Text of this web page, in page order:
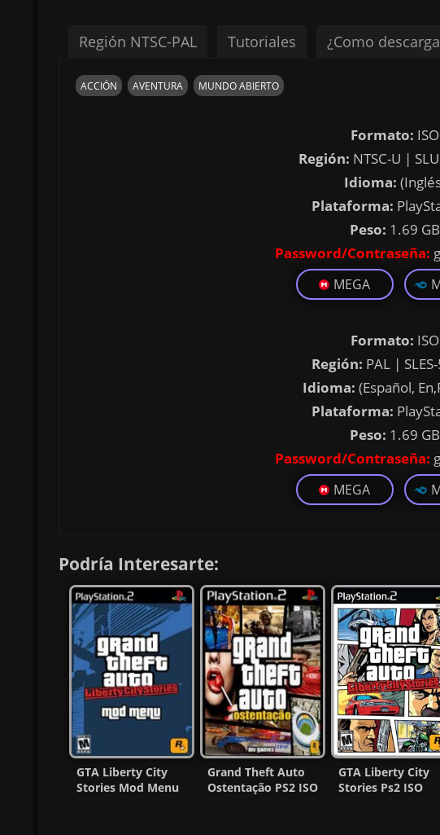
Región NTSC-PAL Tutoriales ¿Como
ACCIÓN AVENTURA MUNDO ABIERTO
Formato: ISO
Región: NTSC-U |
Idioma:
Plataforma:
Peso: 1.69 GB
Password/Contraseña:
MEGA
Formato: ISO
Región: PAL |
Idioma: (Español,
Plataforma:
Peso: 1.69 GB
Password/Contraseña:
MEGA
Podría Interesarte:
GTA Liberty City
Stories Mod Menu
Grand Theft Auto
Ostentação PS2 ISO
GTA Liberty City
Stories Ps2 ISO